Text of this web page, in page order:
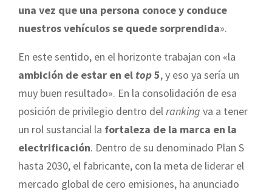
una vez que una persona conoce y conduce
nuestros vehículos se quede sorprendida».
En este sentido, en el horizonte trabajan con «la
ambición de estar en el top5, y eso ya sería un
muy buen resultado». En la consolidación de esa
posición de privilegio dentro delranking va a tener
un rol sustancial la fortaleza de la marca en la
electrificación. Dentro de su denominado Plan S
hasta 2030, el fabricante, con la meta de liderar el
mercado global de cero emisiones, ha anunciado